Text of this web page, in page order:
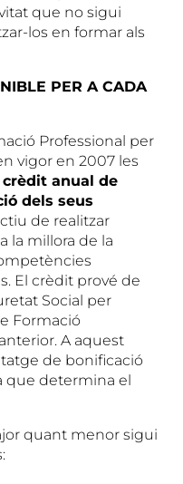
que no sigui
los en formar als
PER A CADA
Professional per
vigor en 2007 les
crèdit anual de
dels seus
de realitzar
la millora de la
El crèdit prové de
Social per
Formació
A aquest
de bonificació
que determina el
quant menor sigui